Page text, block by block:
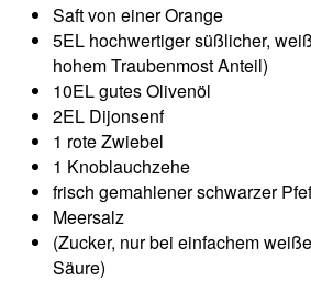
Saft von einer Orange
5EL hochwertiger süßlicher,
hohem Traubenmost Anteil)
10EL gutes Olivenöl
2EL Dijonsenf
1 rote Zwiebel
1 Knoblauchzehe
frisch gemahlener schwarzer
Meersalz
(Zucker, nur bei einfachem
Säure)